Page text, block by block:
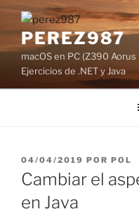
Saltar
contenido
PEREZ987
macOS en PC (Z390
Ejercicios de .NET y Java
PUBLICADO
EL
04/04/2019 POR POL
Cambiar el
en Java